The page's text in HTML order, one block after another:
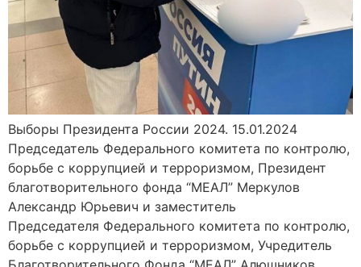
Выборы Президента России 2024. 15.01.2024
Председатель Федерального комитета по контролю,
борьбе с коррупцией и терроризмом, Президент
благотворительного фонда “МЕАЛ” Меркулов
Александр Юрьевич и заместитель
Председателя Федерального комитета по контролю,
борьбе с коррупцией и терроризмом, Учредитель